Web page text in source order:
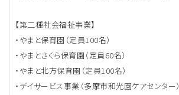
【第二種社会福祉事業】
・やまと保育園（定員100名）
・やまとさくら保育園（定員60名）
・やまと北方保育園（定員100名）
・デイサービス事業（多摩市和光園ケアセンター）